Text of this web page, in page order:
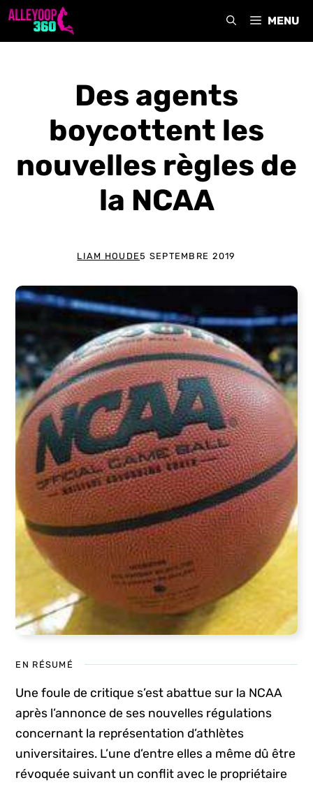
Aller
MENU
Des agents
boycottent les
nouvelles règles de
la NCAA
LIAM HOUDE5 SEPTEMBRE 2019
EN RÉSUMÉ
Une foule de critique s’est abattue sur la NCAA
après l’annonce de ses nouvelles régulations
concernant la représentation d’athlètes
universitaires. L’une d’entre elles a même dû être
révoquée suivant un conflit avec le propriétaire